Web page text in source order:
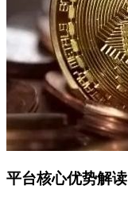
平台核心优势解读